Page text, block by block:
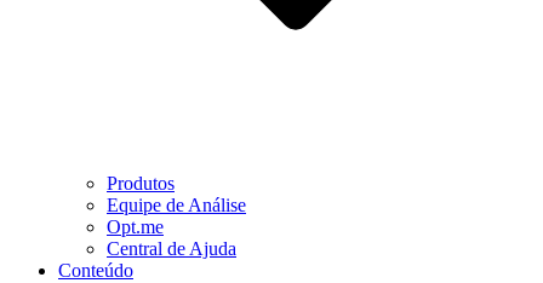
Produtos
Equipe de Análise
Opt.me
Central de Ajuda
Conteúdo